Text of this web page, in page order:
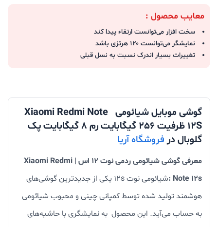
معایب محصول :
سخت افزار می‌توانست ارتقاء پیدا کند
نمایشگر می‌توانست ۱۲۰ هرتزی باشد
تغییرات بسیار اندرک نسبت به نسل قبلی
گوشی موبایل شیائومی Xiaomi Redmi Note
12S ظرفیت 256 گیگابایت رم 8 گیگابایت پک
گلوبال درفروشگاه آریا
معرفی گوشی شیائومی ردمی نوت 12 اس | Xiaomi Redmi
Note 12s :
شیائومی نوت 12s یکی از جدیدترین گوشی‌های
هوشمند تولید شده توسط کمپانی چینی و محبوب شیائومی
به حساب می‌آید. این محصول به نمایشگری با حاشیه‌های